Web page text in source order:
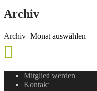
Archiv
Archiv
Mitglied werden
Kontakt